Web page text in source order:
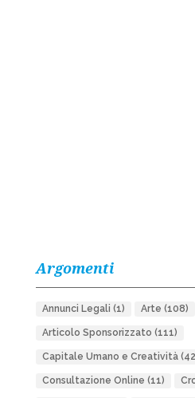
Argomenti
Annunci Legali (1) Arte (108)
Articolo Sponsorizzato (111)
Capitale Umano e Creatività
Consultazione Online (11)